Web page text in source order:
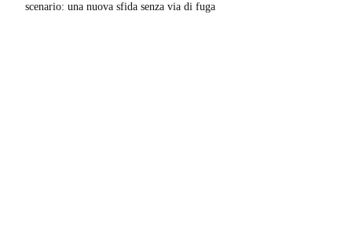
scenario: una nuova sfida senza via di fuga